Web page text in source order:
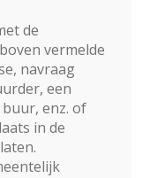
de
vermelde
navraag
een
enz. of
in de